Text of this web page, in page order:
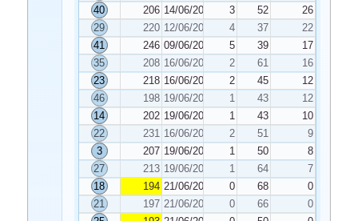
40
206 14/06/2021 3 52
26
29
220 12/06/2021 4 37
22
41
246 09/06/2021 5 39
17
35
208 16/06/2021 2 61
16
23
218 16/06/2021 2 45
12
46
198 19/06/2021 1 43
12
14
202 19/06/2021 1 43
10
22
231 16/06/2021 2 51
9
3
207 19/06/2021 1 50
8
27
213 19/06/2021 1 64
7
18
194 21/06/2021 0 68
0
21
197 21/06/2021 0 66
0